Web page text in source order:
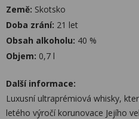
Země: Skotsko
Doba zrání: 21 let
Obsah alkoholu: 40 %
Objem: 0,7 l
Další informace:
Luxusní ultraprémiová whisky,
letého výročí korunovace Jejího